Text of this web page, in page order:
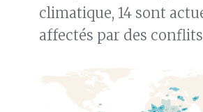
climatique, 14 sont
affectés par des